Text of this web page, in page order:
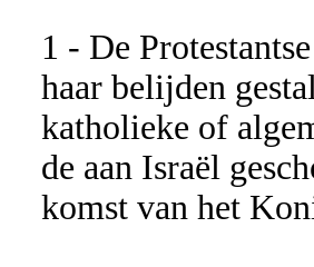
1 - De
haar belijden
katholieke of
de aan Israël
komst van het